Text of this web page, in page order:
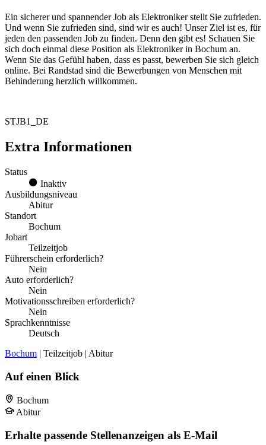
Ein sicherer und spannender Job als Elektroniker stellt Sie zufrieden.
Und wenn Sie zufrieden sind, sind wir es auch! Unser Ziel ist es, für
jeden den passenden Job zu finden. Denn den gibt es! Schauen Sie
sich doch einmal diese Position als Elektroniker in Bochum an.
Wenn Sie das Gefühl haben, dass es passt, bewerben Sie sich gleich
online. Bei Randstad sind die Bewerbungen von Menschen mit
Behinderung herzlich willkommen.
STJB1_DE
Extra Informationen
Status
Inaktiv
Ausbildungsniveau
Abitur
Standort
Bochum
Jobart
Teilzeitjob
Führerschein erforderlich?
Nein
Auto erforderlich?
Nein
Motivationsschreiben erforderlich?
Nein
Sprachkenntnisse
Deutsch
Bochum | Teilzeitjob | Abitur
Auf einen Blick
Bochum
Abitur
Erhalte passende Stellenanzeigen als E-Mail